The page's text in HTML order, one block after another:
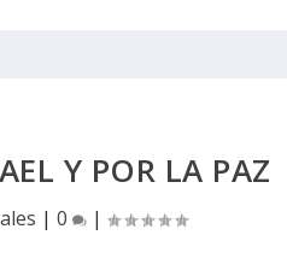
Y POR LA PAZ
| 0 |